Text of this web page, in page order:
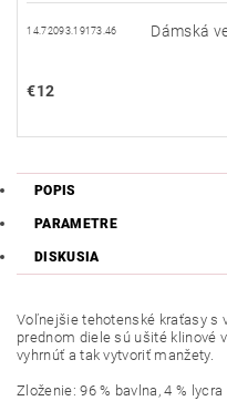
14.72093.19173.46 Dámská
€12
POPIS
PARAMETRE
DISKUSIA
Voľnejšie tehotenské kraťasy s
prednom diele sú ušité klinové
vyhrnúť a tak vytvoriť manžety.
Zloženie: 96 % bavlna, 4 % lycra